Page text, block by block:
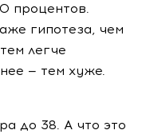
процентов.
гипотеза, чем
легче
— тем хуже.
до 38. А что это